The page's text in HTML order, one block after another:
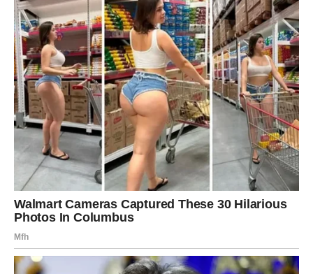
Ćutali su, radili, trpeli i verovali da će se sve ispraviti kroz
vreme i rezultate. Međutim, dolazi trenutak kada Jarac
shvata da
ni uspeh nema smisla ako je okružen lažima.
Ovo je period u kojem Jarac više ne pristaje na:
prazna obećanja
lažne autoritete
neiskrene odnose
On ne pravi scene. Ne raspravlja se. Ne objašnjava.